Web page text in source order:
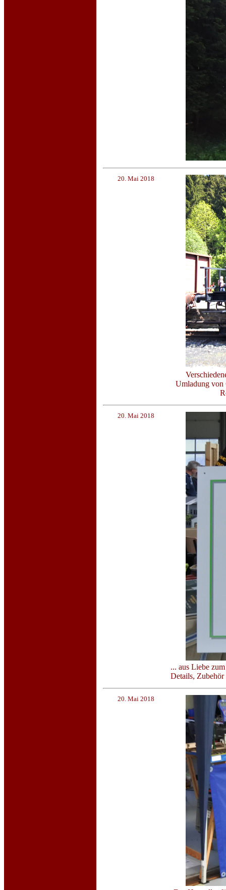
20. Mai 2018
Umladung von
20. Mai 2018
... aus Liebe
Details,
20. Mai 2018